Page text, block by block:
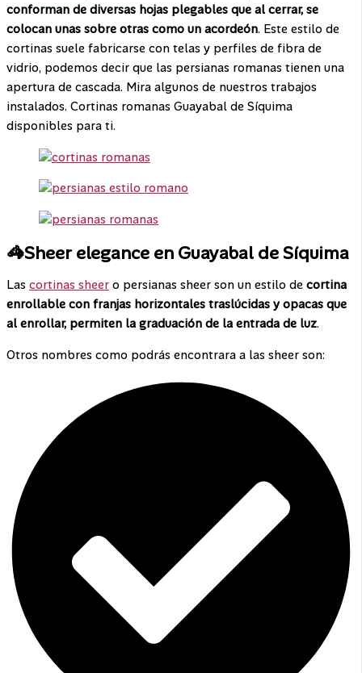
conforman de diversas hojas plegables que al cerrar, se
colocan unas sobre otras como un acordeón. Este estilo de
cortinas suele fabricarse con telas y perfiles de fibra de
vidrio, podemos decir que las persianas romanas tienen una
apertura de cascada. Mira algunos de nuestros trabajos
instalados. Cortinas romanas Guayabal de Síquima
disponibles para ti.
🦓Sheer elegance en Guayabal de Síquima
Las cortinas sheer o persianas sheer son un estilo de cortina
enrollable con franjas horizontales traslúcidas y opacas que
al enrollar, permiten la graduación de la entrada de luz.
Otros nombres como podrás encontrara a las sheer son: